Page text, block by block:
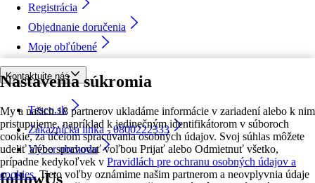
Nastavenia súkromia
My a našich 18 partnerov ukladáme informácie v zariadení alebo k nim
pristupujeme, napríklad k jedinečným identifikátorom v súboroch
cookie, za účelom spracúvania osobných údajov. Svoj súhlas môžete
udeliť alebo spravovať voľbou Prijať alebo Odmietnuť všetko,
prípadne kedykoľvek v Pravidlách pre ochranu osobných údajov a
cookies. Tieto voľby oznámime našim partnerom a neovplyvnia údaje
Registrácia
Objednanie doručenia
Moje obľúbené
Kontaktujte nás
Tesco.sk
Zákaznícka linka - 0800222333
Výber obchodu
followUs